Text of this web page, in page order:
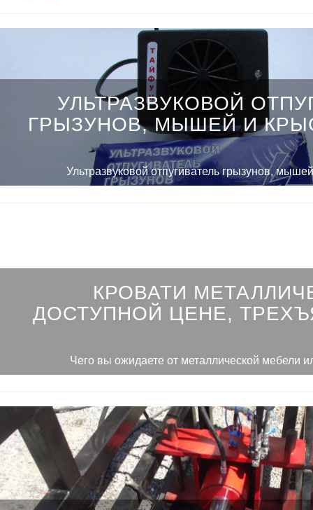
УЛЬТРАЗВУКОВОЙ
ГРЫЗУНОВ, МЫШЕЙ И
Ультразвуковой отпугиватель грызунов,
КРОВАТИ
ДОСТУПНОЙ ЦЕНЕ,
Чего вы ожидаете от металлической мебели